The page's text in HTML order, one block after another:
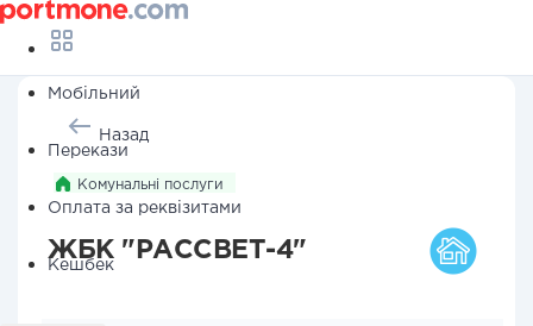
Мобільний
Перекази
Оплата за реквізитами
Кешбек
Назад
Комунальні послуги
ЖБК "РАССВЕТ-4"